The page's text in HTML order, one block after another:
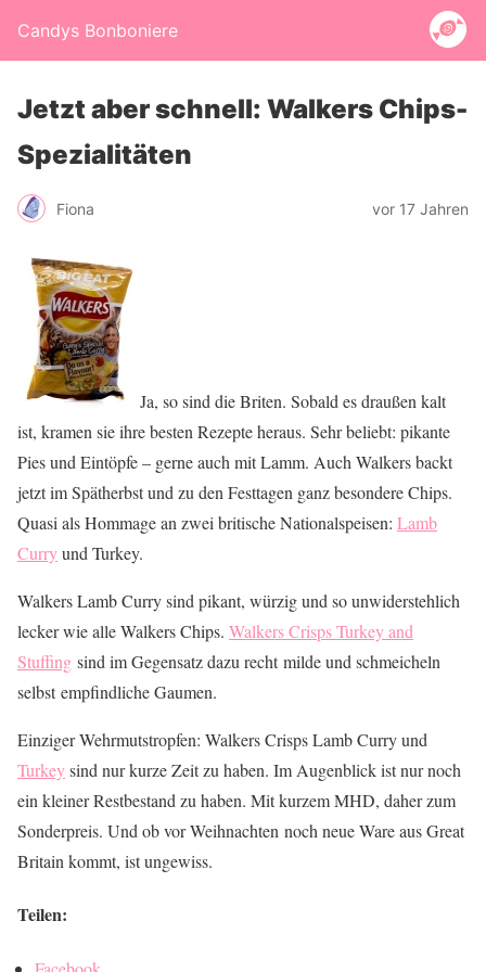
Candys Bonboniere
Jetzt aber schnell: Walkers Chips-
Spezialitäten
Fiona vor 17 Jahren
Ja, so sind die Briten. Sobald es draußen kalt
ist, kramen sie ihre besten Rezepte heraus. Sehr beliebt: pikante
Pies und Eintöpfe – gerne auch mit Lamm. Auch Walkers backt
jetzt im Spätherbst und zu den Festtagen ganz besondere Chips.
Quasi als Hommage an zwei britische Nationalspeisen: Lamb
Curryund Turkey.
Walkers Lamb Curry sind pikant, würzig und so unwiderstehlich
lecker wie alle Walkers Chips. Walkers Crisps Turkey and
Stuffing sind im Gegensatz dazu recht milde und schmeicheln
selbst empfindliche Gaumen.
Einziger Wehrmutstropfen: Walkers Crisps Lamb Curry und
Turkeysind nur kurze Zeit zu haben. Im Augenblick ist nur noch
ein kleiner Restbestand zu haben. Mit kurzem MHD, daher zum
Sonderpreis. Und ob vor Weihnachten noch neue Ware aus Great
Britain kommt, ist ungewiss.
Teilen: